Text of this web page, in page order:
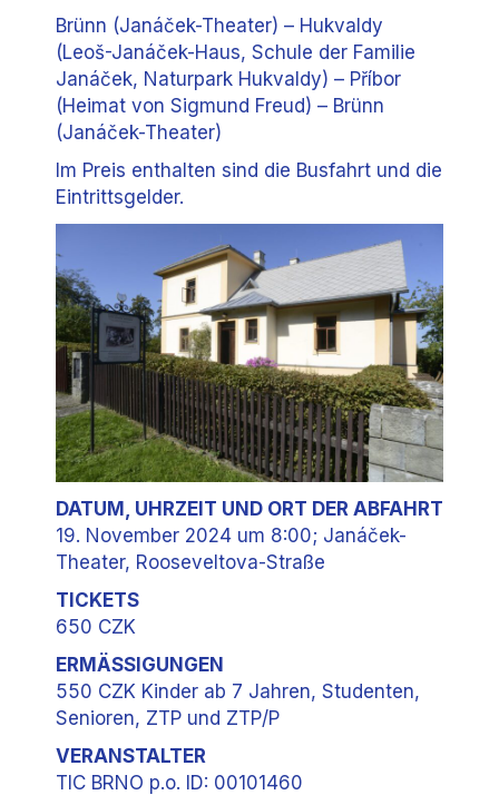
Brünn (Janáček-Theater) – Hukvaldy
(Leoš-Janáček-Haus, Schule der Familie
Janáček, Naturpark Hukvaldy) – Příbor
(Heimat von Sigmund Freud) – Brünn
(Janáček-Theater)
Im Preis enthalten sind die Busfahrt und die
Eintrittsgelder.
DATUM, UHRZEIT UND ORT DER ABFAHRT
19. November 2024 um 8:00; Janáček-
Theater, Rooseveltova-Straße
TICKETS
650 CZK
ERMÄSSIGUNGEN
550 CZK Kinder ab 7 Jahren, Studenten,
Senioren, ZTP und ZTP/P
VERANSTALTER
TIC BRNO p.o. ID: 00101460